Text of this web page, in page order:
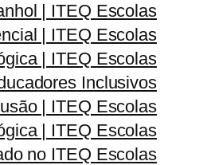
| ITEQ Escolas
| ITEQ Escolas
| ITEQ Escolas
Inclusivos
| ITEQ Escolas
| ITEQ Escolas
no ITEQ Escolas